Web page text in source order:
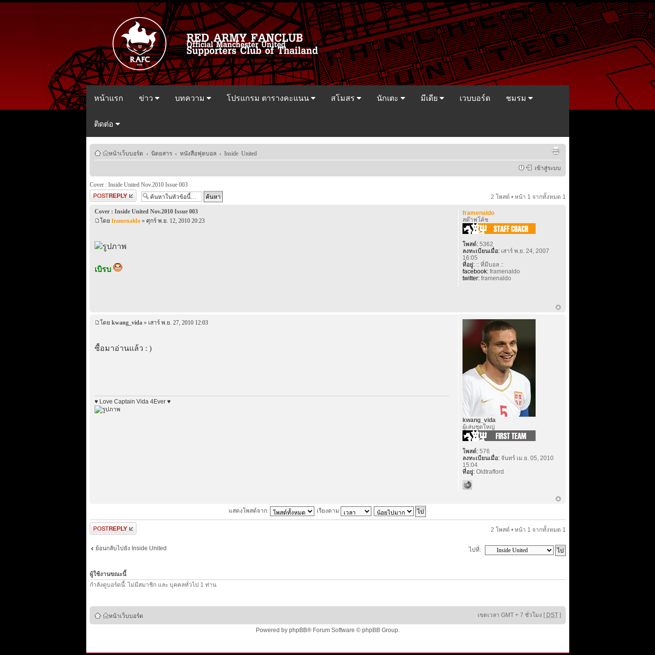
หน้าแรก ข่าว บทความ โปรแกรม ตารางคะแนน สโมสร นักเตะ มีเดีย เวบบอร์ด ชมรม
ติดต่อ
หน้าเว็บบอร์ด ‹ นิตยสาร ‹ หนังสือฟุตบอล ‹ Inside United
เข้าสู่ระบบ
Cover : Inside United Nov.2010 Issue 003
ตอบกระทู้
2 โพสต์ • หน้า 1 จากทั้งหมด 1
Cover : Inside United Nov.2010 Issue 003
โดย framenaldo» ศุกร์ พ.ย. 12, 2010 20:23
เบิรบ
framenaldo
สต๊าฟโค้ช
โพสต์:5362
ลงทะเบียนเมื่อ:เสาร์ พ.ย. 24, 2007
16:05
ที่อยู่::: ที่มีบอล ::
facebook:framenaldo
twitter:framenaldo
โดย kwang_vida» เสาร์ พ.ย. 27, 2010 12:03
ซื้อมาอ่านแล้ว : )
♥ Love Captain Vida 4Ever ♥
kwang_vida
ผู้เล่นชุดใหญ่
โพสต์:576
ลงทะเบียนเมื่อ:จันทร์ เม.ย. 05, 2010
15:04
ที่อยู่:Oldtrafford
แสดงโพสต์จาก: เรียงตาม
ตอบกระทู้ 2 โพสต์ • หน้า 1 จากทั้งหมด 1
ย้อนกลับไปยัง Inside United ไปที่:
ผู้ใช้งานขณะนี้
่กำลังดูบอร์ดนี้: ไม่มีสมาชิก และ บุคคลทั่วไป 1 ท่าน
หน้าเว็บบอร์ด เขตเวลา GMT + 7 ชั่วโมง [ DST]
Powered by phpBB® Forum Software © phpBB Group.